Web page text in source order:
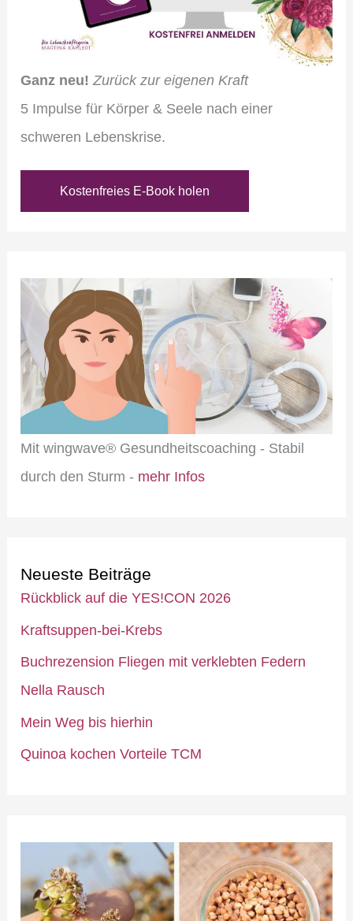
Ganz neu! Zurück zur eigenen Kraft
5 Impulse für Körper & Seele nach einer
schweren Lebenskrise.
Kostenfreies E-Book holen
Mit wingwave® Gesundheitscoaching - Stabil
durch den Sturm - mehr Infos
Neueste Beiträge
Rückblick auf die YES!CON 2026
Kraftsuppen-bei-Krebs
Buchrezension Fliegen mit verklebten Federn
Nella Rausch
Mein Weg bis hierhin
Quinoa kochen Vorteile TCM